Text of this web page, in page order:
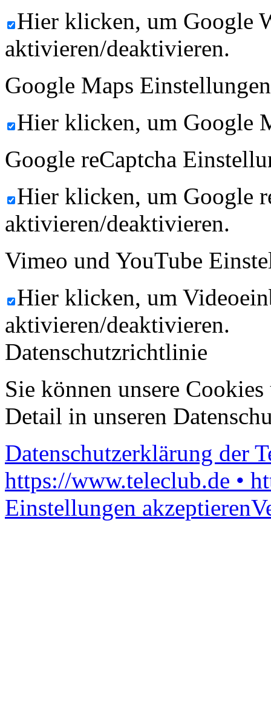
Hier klicken, um Google
aktivieren/deaktivieren.
Google Maps
Hier klicken, um Google
Google reCaptcha
Hier klicken, um Google
aktivieren/deaktivieren.
Vimeo und YouTube
Hier klicken, um
aktivieren/deaktivieren.
Datenschutzrichtlinie
Sie können unsere
Detail in unseren
Datenschutzerklärung der
https://www.teleclub.de •
Einstellungen akzeptieren